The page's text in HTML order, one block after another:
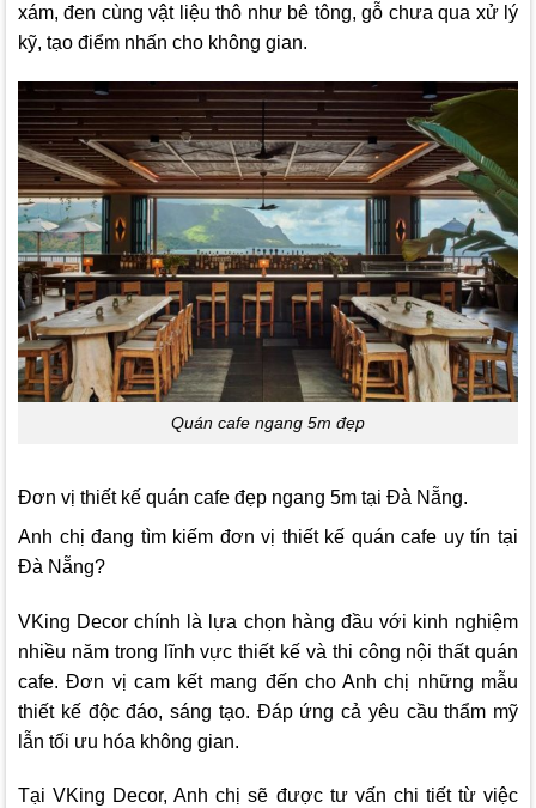
xám, đen cùng vật liệu thô như bê tông, gỗ chưa qua xử lý
kỹ, tạo điểm nhấn cho không gian.
Quán cafe ngang 5m đẹp
Đơn vị thiết kế quán cafe đẹp ngang 5m tại Đà Nẵng.
Anh chị đang tìm kiếm đơn vị thiết kế quán cafe uy tín tại
Đà Nẵng?
VKing Decorchính là lựa chọn hàng đầu với kinh nghiệm
nhiều năm trong lĩnh vực thiết kế và thi công nội thất quán
cafe. Đơn vị cam kết mang đến cho Anh chị những mẫu
thiết kế độc đáo, sáng tạo. Đáp ứng cả yêu cầu thẩm mỹ
lẫn tối ưu hóa không gian.
TạiVKing Decor, Anh chị sẽ được tư vấn chi tiết từ việc